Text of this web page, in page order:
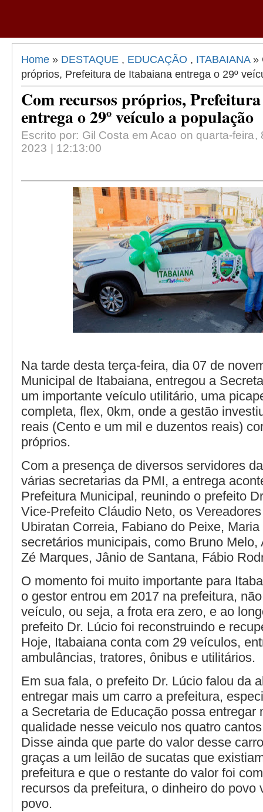
Home » DESTAQUE , EDUCAÇÃO , ITABAIANA»
próprios, Prefeitura de Itabaiana entrega o 29º
Com recursos próprios,
entrega o 29º veículo a população
Escrito por: Gil Costa em Acao on quarta-feira,
2023 | 12:13:00
Na tarde desta terça-feira, dia 07 de
Municipal de Itabaiana, entregou a
um importante veículo utilitário, uma
completa, flex, 0km, onde a gestão
reais (Cento e um mil e duzentos reais)
próprios.
Com a presença de diversos servidores
várias secretarias da PMI, a entrega
Prefeitura Municipal, reunindo o prefeito
Vice-Prefeito Cláudio Neto, os
Ubiratan Correia, Fabiano do Peixe,
secretários municipais, como Bruno Melo,
Zé Marques, Jânio de Santana, Fábio
O momento foi muito importante para
o gestor entrou em 2017 na prefeitura,
veículo, ou seja, a frota era zero, e ao
prefeito Dr. Lúcio foi reconstruindo e
Hoje, Itabaiana conta com 29 veículos,
ambulâncias, tratores, ônibus e utilitários.
Em sua fala, o prefeito Dr. Lúcio falou da
entregar mais um carro a prefeitura,
a Secretaria de Educação possa entregar
qualidade nesse veiculo nos quatro
Disse ainda que parte do valor desse
graças a um leilão de sucatas que
prefeitura e que o restante do valor foi
recursos da prefeitura, o dinheiro do povo
povo.